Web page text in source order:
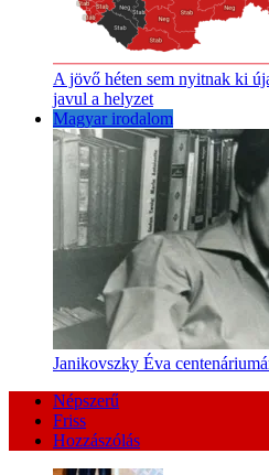
A jövő héten sem nyitnak ki
javul a helyzet
Magyar irodalom
Janikovszky Éva
Népszerű
Friss
Hozzászólás